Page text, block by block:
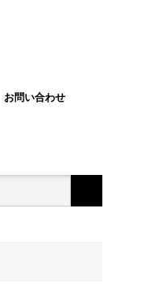
お問い合わせ